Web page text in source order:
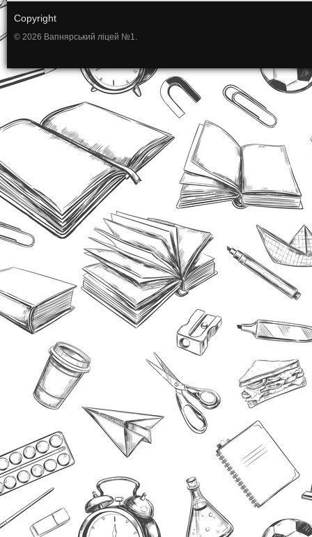
Copyright
© 2026 Вапнярський ліцей №1.